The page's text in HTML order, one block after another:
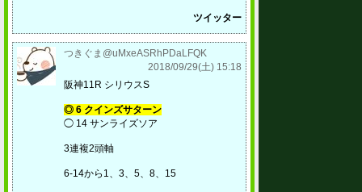
ツイッター
つきぐま@uMxeASRhPDaLFQK
2018/09/29(土) 15:18
阪神11R シリウスS
◎ 6 クインズサターン
◯ 14 サンライズソア
3連複2頭軸
6-14から1、3、5、8、15